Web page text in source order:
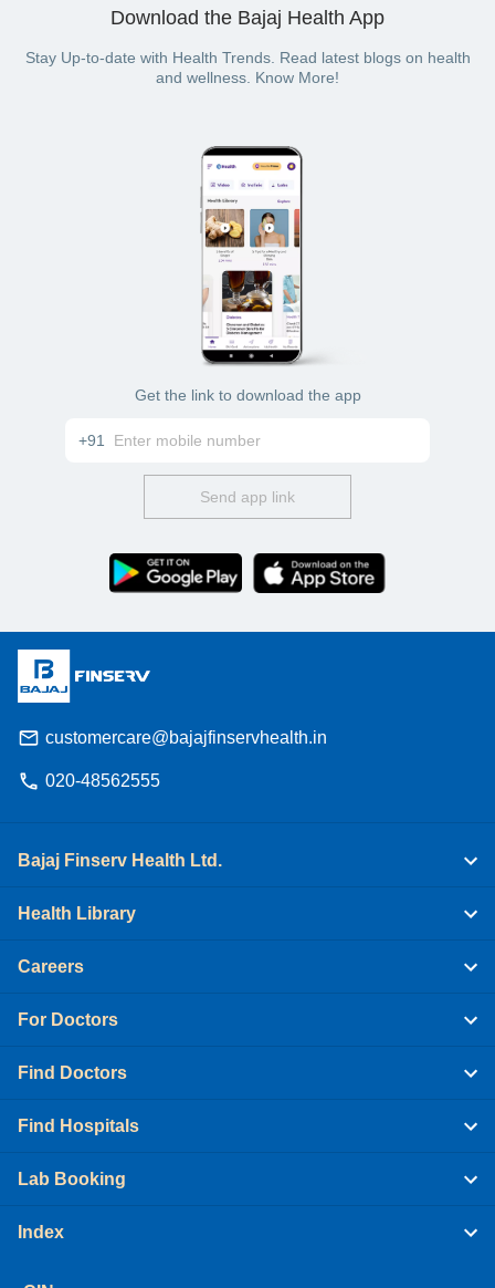
Download the Bajaj Health App
Stay Up-to-date with Health Trends. Read latest blogs on health
and wellness. Know More!
Get the link to download the app
+91
Send app link
customercare@bajajfinservhealth.in
020-48562555
Bajaj Finserv Health Ltd.
Health Library
Careers
For Doctors
Find Doctors
Find Hospitals
Lab Booking
Index